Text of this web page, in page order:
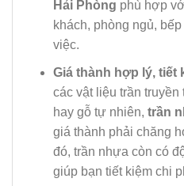
Hải Phòng phù hợp
khách, phòng ngủ,
việc.
Giá thành hợp lý, tiết
các vật liệu trần
hay gỗ tự nhiên, trần
giá thành phải chăng
đó, trần nhựa còn có
giúp bạn tiết kiệm chi